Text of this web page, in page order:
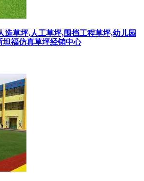
造草坪,人工草坪,围挡工程草坪,幼儿园
坦福仿真草坪经销中心